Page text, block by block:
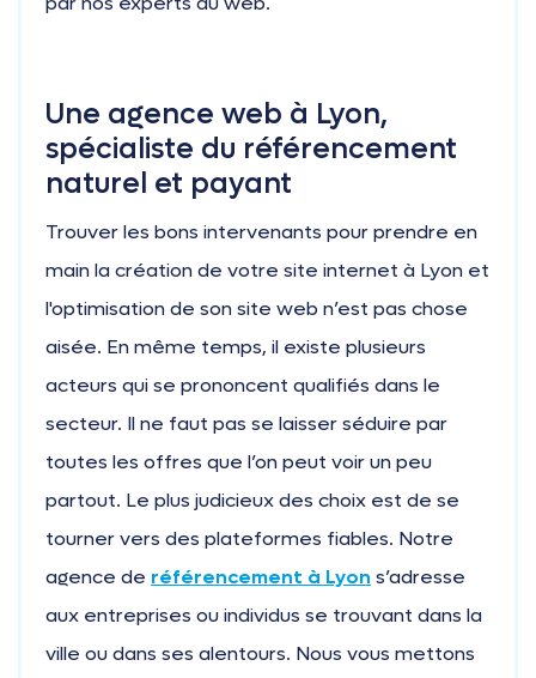
Une agence web à Lyon,
spécialiste du référencement
naturel et payant
Trouver les bons intervenants pour prendre en
main la création de votre site internet à Lyon et
l'optimisation de son site web n’est pas chose
aisée. En même temps, il existe plusieurs
acteurs qui se prononcent qualifiés dans le
secteur. Il ne faut pas se laisser séduire par
toutes les offres que l’on peut voir un peu
partout. Le plus judicieux des choix est de se
tourner vers des plateformes fiables. Notre
agence de référencement à Lyon s’adresse
aux entreprises ou individus se trouvant dans la
ville ou dans ses alentours. Nous vous mettons